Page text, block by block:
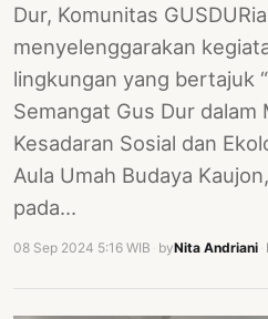
Dur, Komunitas
menyelenggarakan
lingkungan yang bertajuk
Semangat Gus Dur dalam
Kesadaran Sosial dan
Aula Umah Budaya
pada…
08 Sep 2024 5:16 WIB byNita Andriani